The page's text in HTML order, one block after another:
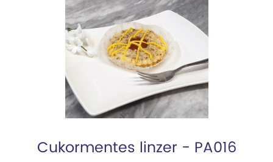
Cukormentes linzer - PA016